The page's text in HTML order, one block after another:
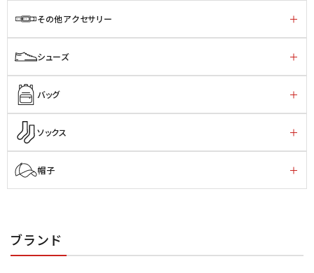
その他アクセサリー
シューズ
バッグ
ソックス
帽子
ブランド